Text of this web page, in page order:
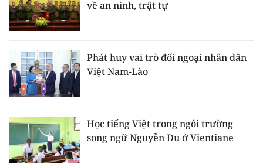
한국어
về an ninh, trật tự
Phát huy vai trò đối ngoại nhân dân
Việt Nam-Lào
Học tiếng Việt trong ngôi trường
song ngữ Nguyễn Du ở Vientiane